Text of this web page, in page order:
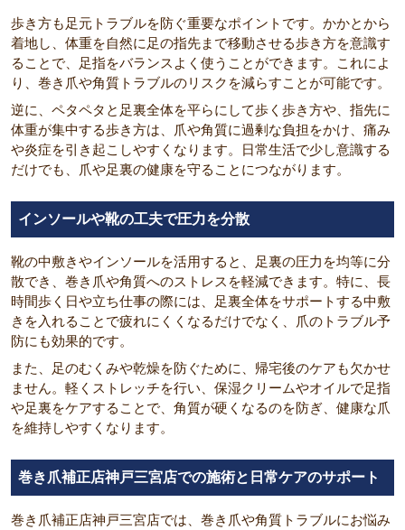
歩き方も足元トラブルを防ぐ重要なポイントです。かかとから
着地し、体重を自然に足の指先まで移動させる歩き方を意識す
ることで、足指をバランスよく使うことができます。これによ
り、巻き爪や角質トラブルのリスクを減らすことが可能です。
逆に、ペタペタと足裏全体を平らにして歩く歩き方や、指先に
体重が集中する歩き方は、爪や角質に過剰な負担をかけ、痛み
や炎症を引き起こしやすくなります。日常生活で少し意識する
だけでも、爪や足裏の健康を守ることにつながります。
インソールや靴の工夫で圧力を分散
靴の中敷きやインソールを活用すると、足裏の圧力を均等に分
散でき、巻き爪や角質へのストレスを軽減できます。特に、長
時間歩く日や立ち仕事の際には、足裏全体をサポートする中敷
きを入れることで疲れにくくなるだけでなく、爪のトラブル予
防にも効果的です。
また、足のむくみや乾燥を防ぐために、帰宅後のケアも欠かせ
ません。軽くストレッチを行い、保湿クリームやオイルで足指
や足裏をケアすることで、角質が硬くなるのを防ぎ、健康な爪
を維持しやすくなります。
巻き爪補正店神戸三宮店での施術と日常ケアのサポート
巻き爪補正店神戸三宮店では、巻き爪や角質トラブルにお悩み